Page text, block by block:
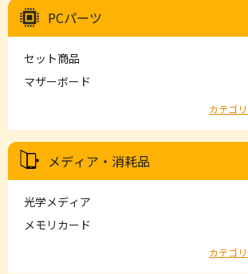
PCパーツ
セット商品
マザーボード
カテゴ
メディア・消耗品
光学メディア
メモリカード
カテゴ